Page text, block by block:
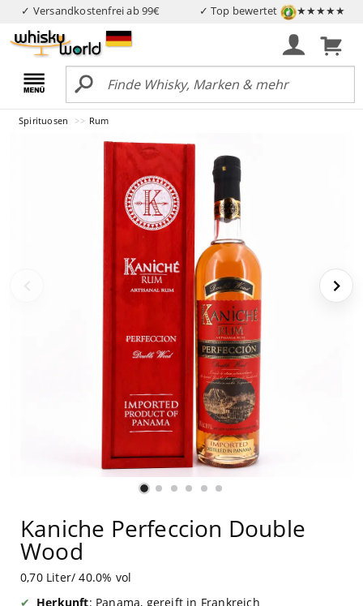
✓ Versandkostenfrei ab 99€ ✓ Top bewertet ★★★★★
Spirituosen Rum
Kaniche Perfeccion Double
Wood
0,70 Liter/ 40.0% vol
Herkunft: Panama, gereift in Frankreich